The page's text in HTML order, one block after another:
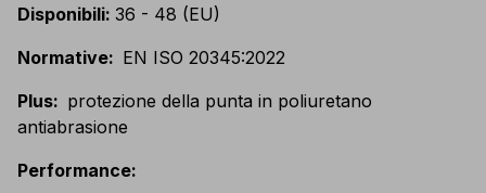
Disponibili: 36 - 48 (EU)
Normative: EN ISO 20345:2022
Plus: protezione della punta in poliuretano
antiabrasione
Performance: